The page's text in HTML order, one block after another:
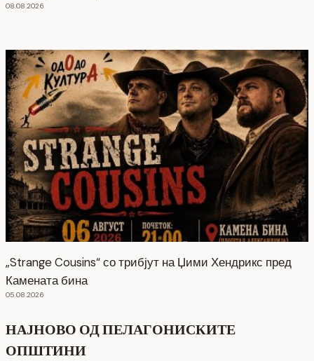
08.08.2026
„Strange Cousins“ со трибјут на Џими Хендрикс пред
Камената бина
05.08.2026
НАЈНОВО ОД ПЕЛАГОНИСКИТЕ
ОПШТИНИ